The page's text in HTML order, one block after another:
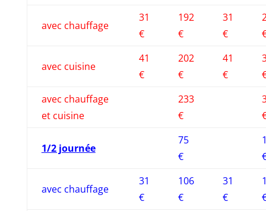
avec chauffage
31
€
192
€
31
€
avec cuisine
41
€
202
€
41
€
avec chauffage
et cuisine
233
€
1/2 journée
75
€
avec chauffage
31
€
106
€
31
€